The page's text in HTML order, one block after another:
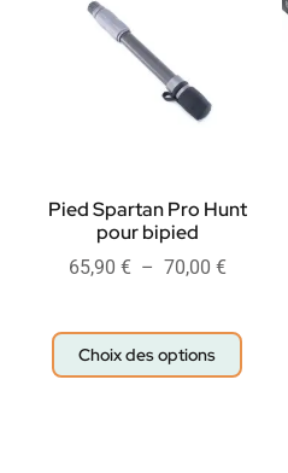
Pied Spartan Pro Hunt
pour bipied
65,90 € – 70,00 €
Choix des options